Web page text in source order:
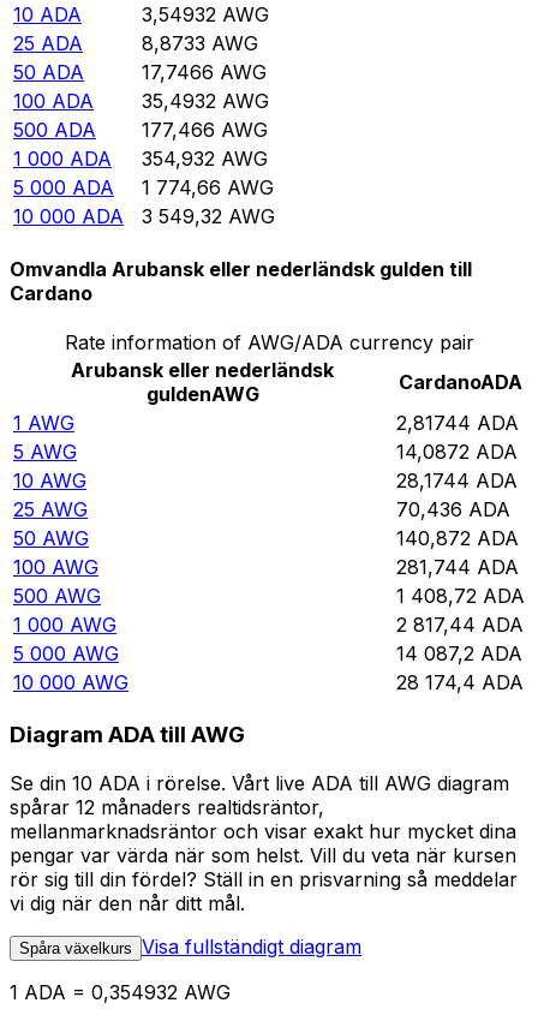
10 ADA 3,54932 AWG
25 ADA 8,8733 AWG
50 ADA 17,7466 AWG
100 ADA 35,4932 AWG
500 ADA 177,466 AWG
1 000 ADA 354,932 AWG
5 000 ADA 1 774,66 AWG
10 000 ADA 3 549,32 AWG
Omvandla Arubansk eller nederländsk gulden till
Cardano
Rate information of AWG/ADA currency pair
Arubansk eller nederländsk
guldenAWG CardanoADA
1 AWG 2,81744 ADA
5 AWG 14,0872 ADA
10 AWG 28,1744 ADA
25 AWG 70,436 ADA
50 AWG 140,872 ADA
100 AWG 281,744 ADA
500 AWG 1 408,72 ADA
1 000 AWG 2 817,44 ADA
5 000 AWG 14 087,2 ADA
10 000 AWG 28 174,4 ADA
Diagram ADA till AWG
Se din 10 ADA i rörelse. Vårt live ADA till AWG diagram
spårar 12 månaders realtidsräntor,
mellanmarknadsräntor och visar exakt hur mycket dina
pengar var värda när som helst. Vill du veta när kursen
rör sig till din fördel? Ställ in en prisvarning så meddelar
vi dig när den når ditt mål.
Spåra växelkurs Visa fullständigt diagram
1 ADA = 0,354932 AWG